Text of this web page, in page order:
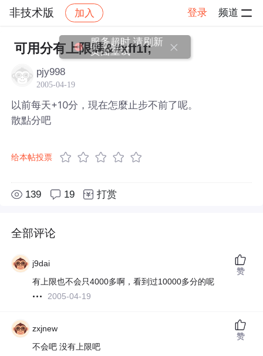
非技术版 加入 登录 频道
社区 非技术版 帖子详情
可用分有上限嗎&#xff1f;
pjy998
2005-04-19
以前每天+10分，現在怎麼止步不前了呢。
散點分吧
给本帖投票
139 19 打赏
全部评论
j9dai
有上限也不会只4000多啊，看到过10000多分的呢
2005-04-19
赞
zxjnew
不会吧 没有上限吧
赞